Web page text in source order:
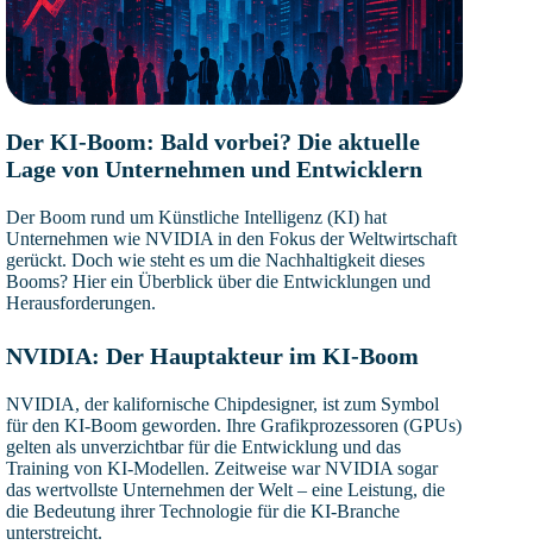
Der KI-Boom: Bald vorbei? Die aktuelle
Lage von Unternehmen und Entwicklern
Der Boom rund um Künstliche Intelligenz (KI) hat
Unternehmen wie NVIDIA in den Fokus der Weltwirtschaft
gerückt. Doch wie steht es um die Nachhaltigkeit dieses
Booms? Hier ein Überblick über die Entwicklungen und
Herausforderungen.
NVIDIA: Der Hauptakteur im KI-Boom
NVIDIA, der kalifornische Chipdesigner, ist zum Symbol
für den KI-Boom geworden. Ihre Grafikprozessoren (GPUs)
gelten als unverzichtbar für die Entwicklung und das
Training von KI-Modellen. Zeitweise war NVIDIA sogar
das wertvollste Unternehmen der Welt – eine Leistung, die
die Bedeutung ihrer Technologie für die KI-Branche
unterstreicht.